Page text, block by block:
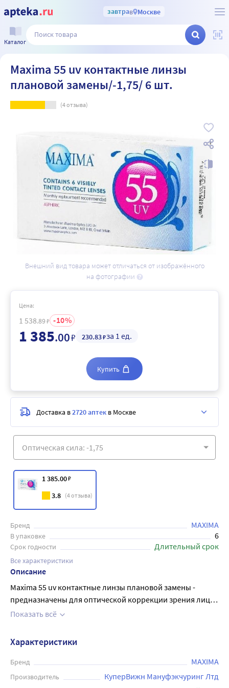
завтрав Москве
Каталог
Maxima 55 uv контактные линзы
плановой замены/-1,75/ 6 шт.
(4отзыва)
Внешний вид товара может отличаться от изображённого
на фотографии
1 385.00₽
3.8 (4отзыва)
Бренд MAXIMA
В упаковке 6
Срок годности Длительный срок
Все характеристики
Описание
Maxima 55 uv контактные линзы плановой замены -
предназначены для оптической коррекции зрения лиц,
не имеющих заболеваний глаз и с минимальной
зрения. Базовая кривизна - 8,6 мм Диаметр - 14,2 мм
Режим замены - ежемесячный (раз в 30 дней). Это
оптимальный выбор для людей, которые ценят
постоянство и предпочитают линзы плановой замены: 6
линз в упаковке гарантируют запас контактных линз.
Показать всё
Цена:
1 538.89₽ 10
1 385.00₽ 230.83₽за 1 ед.
Купить
Доставка в2720 аптек в Москве
Характеристики
Бренд MAXIMA
Производитель КуперВижн Мануфэкчуринг Лтд